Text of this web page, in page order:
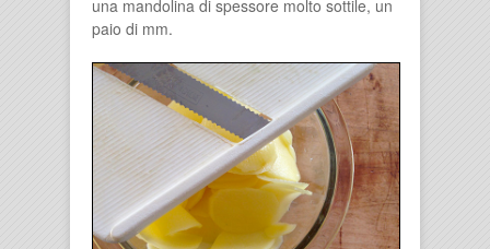
una mandolina di spessore molto sottile, un
paio di mm.